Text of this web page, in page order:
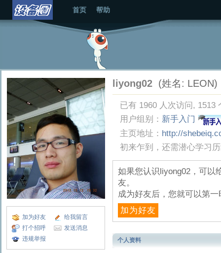
首页 帮助
加为好友
给我留言
打个招呼
发送消息
违规举报
liyong02 (姓名: LEON)
已有 1960 人次访问, 1513
用户组别： 新手入门
主页地址： http://
初来乍到，还需潜心学习
如果您认识liyong02，可以
友。
成为好友后，您就可以第
加为好友
个人资料